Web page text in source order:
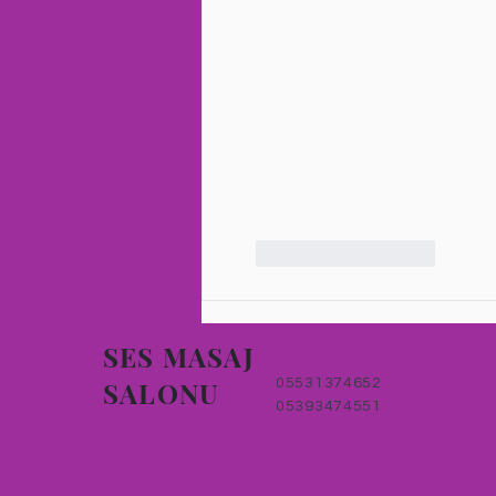
SES MASAJ
SALONU
05531374652
05393474551